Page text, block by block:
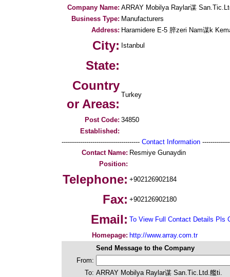
Company Name: ARRAY Mobilya Raylar谋
Business Type: Manufacturers
Address: Haramidere E-5 脺zeri Nam谋k
City: Istanbul
State:
Country
or Areas:
Turkey
Post Code: 34850
Established:
-------------------------------------- Contact Information
Contact Name: Resmiye Gunaydin
Position:
Telephone: +902126902184
Fax: +902126902180
Email: To View Full Contact Details Pls
Homepage: http://www.array.com.tr
Send Message to the Company
From:
To: ARRAY Mobilya Raylar谋 San.Tic.Ltd.艦ti.